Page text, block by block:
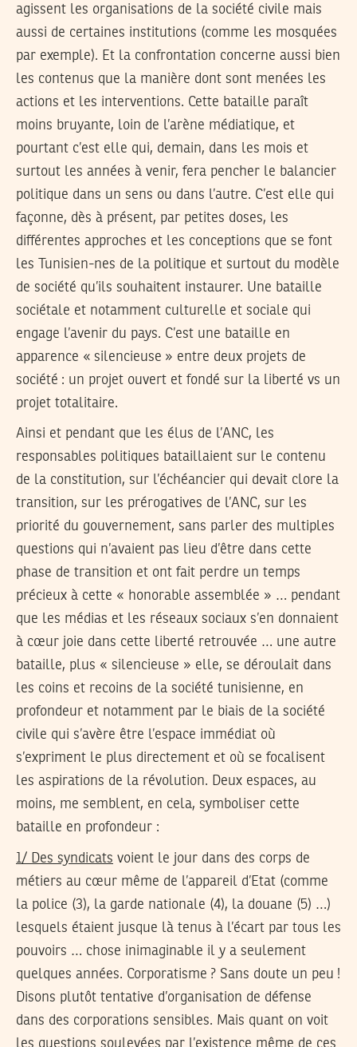
agissent les organisations de la société civile mais
aussi de certaines institutions (comme les mosquées
par exemple). Et la confrontation concerne aussi bien
les contenus que la manière dont sont menées les
actions et les interventions. Cette bataille paraît
moins bruyante, loin de l’arène médiatique, et
pourtant c’est elle qui, demain, dans les mois et
surtout les années à venir, fera pencher le balancier
politique dans un sens ou dans l’autre. C’est elle qui
façonne, dès à présent, par petites doses, les
différentes approches et les conceptions que se font
les Tunisien-nes de la politique et surtout du modèle
de société qu’ils souhaitent instaurer. Une bataille
sociétale et notamment culturelle et sociale qui
engage l’avenir du pays. C’est une bataille en
apparence « silencieuse » entre deux projets de
société : un projet ouvert et fondé sur la liberté vs un
projet totalitaire.
Ainsi et pendant que les élus de l’ANC, les
responsables politiques bataillaient sur le contenu
de la constitution, sur l’échéancier qui devait clore la
transition, sur les prérogatives de l’ANC, sur les
priorité du gouvernement, sans parler des multiples
questions qui n’avaient pas lieu d’être dans cette
phase de transition et ont fait perdre un temps
précieux à cette « honorable assemblée » … pendant
que les médias et les réseaux sociaux s’en donnaient
à cœur joie dans cette liberté retrouvée … une autre
bataille, plus « silencieuse » elle, se déroulait dans
les coins et recoins de la société tunisienne, en
profondeur et notamment par le biais de la société
civile qui s’avère être l’espace immédiat où
s’expriment le plus directement et où se focalisent
les aspirations de la révolution. Deux espaces, au
moins, me semblent, en cela, symboliser cette
bataille en profondeur :
1/ Des syndicats voient le jour dans des corps de
métiers au cœur même de l’appareil d’Etat (comme
la police (3), la garde nationale (4), la douane (5) …)
lesquels étaient jusque là tenus à l’écart par tous les
pouvoirs … chose inimaginable il y a seulement
quelques années. Corporatisme ? Sans doute un peu !
Disons plutôt tentative d’organisation de défense
dans des corporations sensibles. Mais quant on voit
les questions soulevées par l’existence même de ces